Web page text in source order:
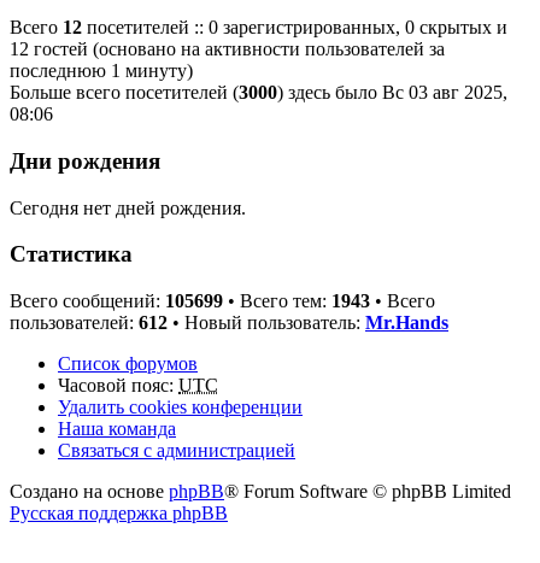
Всего 12 посетителей :: 0 зарегистрированных, 0 скрытых и
12 гостей (основано на активности пользователей за
последнюю 1 минуту)
Больше всего посетителей (3000) здесь было Вс 03 авг 2025,
08:06
Дни рождения
Сегодня нет дней рождения.
Статистика
Всего сообщений: 105699 • Всего тем: 1943 • Всего
пользователей: 612 • Новый пользователь: Mr.Hands
Список форумов
Часовой пояс: UTC
Удалить cookies конференции
Наша команда
Связаться с администрацией
Создано на основе phpBB® Forum Software © phpBB Limited
Русская поддержка phpBB